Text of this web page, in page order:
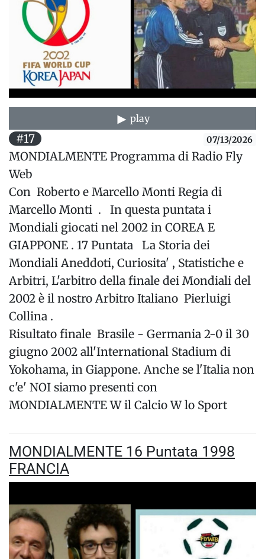
play
#17 07/13/2026
MONDIALMENTE Programma di Radio Fly
Web
Con Roberto e Marcello Monti Regia di
Marcello Monti . In questa puntata i
Mondiali giocati nel 2002 in COREA E
GIAPPONE . 17 Puntata La Storia dei
Mondiali Aneddoti, Curiosita' , Statistiche e
Arbitri, L'arbitro della finale dei Mondiali del
2002 è il nostro Arbitro Italiano Pierluigi
Collina .
Risultato finale Brasile - Germania 2-0 il 30
giugno 2002 all'International Stadium di
Yokohama, in Giappone. Anche se l'Italia non
c'e' NOI siamo presenti con
MONDIALMENTE W il Calcio W lo Sport
MONDIALMENTE 16 Puntata 1998
FRANCIA